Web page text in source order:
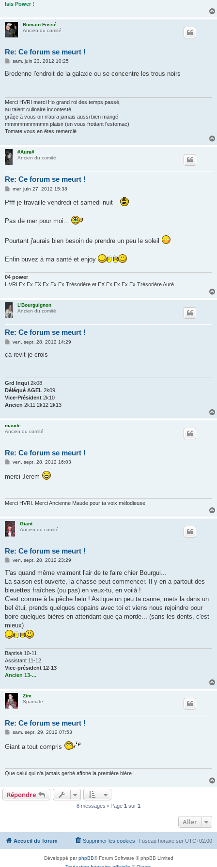
Isis Power !
Romain Fossé
Ancien du comité
Re: Ce forum se meurt !
M
s
sam. juin 23, 2012 10:25
Bredenne l'endroit de la galaxie ou se concentre les trous noirs
Merci HVRI merci Ho grand roi des temps passé,
au talent culinaire incontesté,
grâçe à vous on n'aura jamais aussi bien mangé
mmmmmmmmmm plaisir (en vous frottant l'estomac)
Tomate vous en êtes remercié
#Aure#
Ancien du comité
Re: Ce forum se meurt !
M
s
s
e
mer. juin 27, 2012 15:38
Pfff je travaille vendredi et samedi nuit
Pas de mer pour moi...
Pourtant j'aurais bien besoin de prendre un peu le soleil
Enfin buvez à ma santé et enjoy
04 power
HVRI Ex Ex EX Ex Ex Ex Trésorière et EX Ex Ex Ex Ex Trésorière Auré
L'Bourguignon
Ancien du comité
Re: Ce forum se meurt !
M
s
ven. sept. 28, 2012 14:29
ça revit je crois
Grd Inqui 2k08
Délégué AGEL 2k09
Vice-Président 2k10
Ancien 2k11 2k12 2k13
maude
Ancien du comité
Re: Ce forum se meurt !
M
s
ven. sept. 28, 2012 16:03
merci Jerem
Merci HVRI. Merci Ancienne Maude pour ta voix mélodieuse
Giant
Ancien du comité
Re: Ce forum se meurt !
M
s
a
g
ven. sept. 28, 2012 23:29
T'as quand même vraiment l'air de te faire chier Bourgui...
La saison est ouverte, la chasse peut commencer. Il y en a partout des
bleuettes fraîches (ou pas) en veux-tu, en voilà !
C'est comme à la pêche hein ! Astique un peu ta canne, mets la dans un
bel étui, prends quelques copains avec toi et viens nous rejoindre pour
boire quelques bières en attendant que ça morde... (sans les dents, c'est
mieux)
Baptisé 10-11
Assistant 11-12
Vice-président 12-13
Ancien 13-...
Zim
Spartiate
Re: Ce forum se meurt !
M
s
s
sam. sept. 29, 2012 07:53
Giant a tout compris
Que celui qui n'a jamais gerbé affone la première bière !
Répondre
8 messages • Page 1 sur 1
Aller
Accueil du forum Fuseau horaire sur UTC+02:00
Supprimer les cookies
Développé parphpBB® Forum Software © phpBB Limited